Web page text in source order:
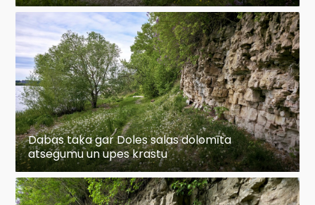
Dabas taka gar Doles salas dolomīta
atsegumu un upes krastu